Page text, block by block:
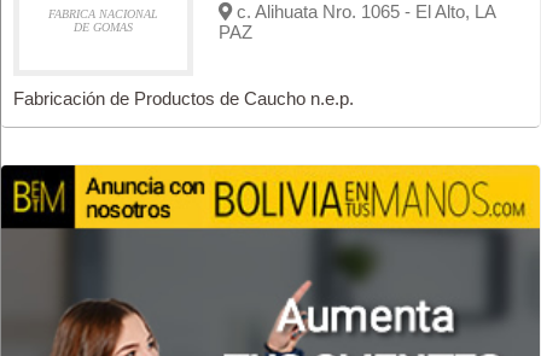
FABRICA NACIONAL
DE GOMAS
c. Alihuata Nro. 1065 - El Alto, LA
PAZ
Fabricación de Productos de Caucho n.e.p.